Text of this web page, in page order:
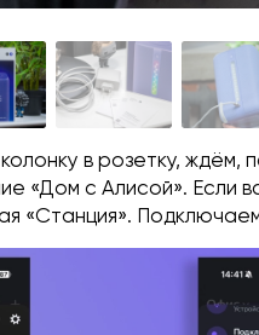
в розетку, ждём,
«Дом с Алисой». Если
«Станция».